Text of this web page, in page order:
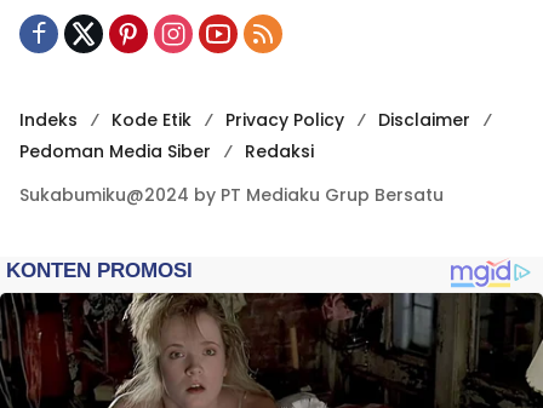
Indeks Kode Etik Privacy Policy
Disclaimer
Pedoman Media Siber
Redaksi
Sukabumiku@2024 by PT Mediaku Grup Bersatu